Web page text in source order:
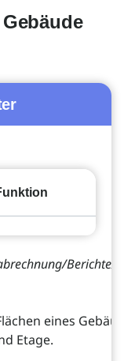
Berichte/
eines
Etage.